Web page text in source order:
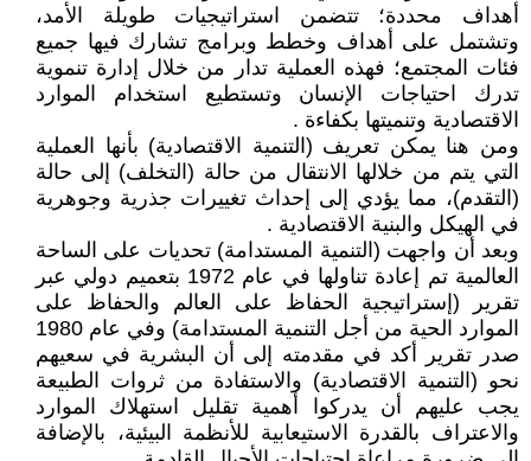
أهداف محددة؛ تتضمن استراتيجيات طويلة الأمد،
وتشتمل على أهداف وخطط وبرامج تشارك فيها جميع
فئات المجتمع؛ فهذه العملية تدار من خلال إدارة تنموية
تدرك احتياجات الإنسان وتستطيع استخدام الموارد
الاقتصادية وتنميتها بكفاءة .
ومن هنا يمكن تعريف (التنمية الاقتصادية) بأنها العملية
التي يتم من خلالها الانتقال من حالة (التخلف) إلى حالة
(التقدم)، مما يؤدي إلى إحداث تغييرات جذرية وجوهرية
في الهيكل والبنية الاقتصادية .
وبعد أن واجهت (التنمية المستدامة) تحديات على الساحة
العالمية تم إعادة تناولها في عام 1972 بتعميم دولي عبر
تقرير (إستراتيجية الحفاظ على العالم والحفاظ على
الموارد الحية من أجل التنمية المستدامة) وفي عام 1980
صدر تقرير أكد في مقدمته إلى أن البشرية في سعيهم
نحو (التنمية الاقتصادية) والاستفادة من ثروات الطبيعة
يجب عليهم أن يدركوا أهمية تقليل استهلاك الموارد
والاعتراف بالقدرة الاستيعابية للأنظمة البيئية، بالإضافة